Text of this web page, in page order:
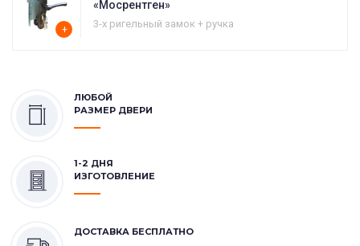
+
«Мосрентген»
3-х ригельный замок + ручка
ЛЮБОЙ
РАЗМЕР ДВЕРИ
1-2 ДНЯ
ИЗГОТОВЛЕНИЕ
ДОСТАВКА БЕСПЛАТНО